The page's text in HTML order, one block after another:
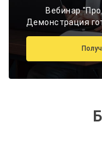
Вебинар
Демонстрация